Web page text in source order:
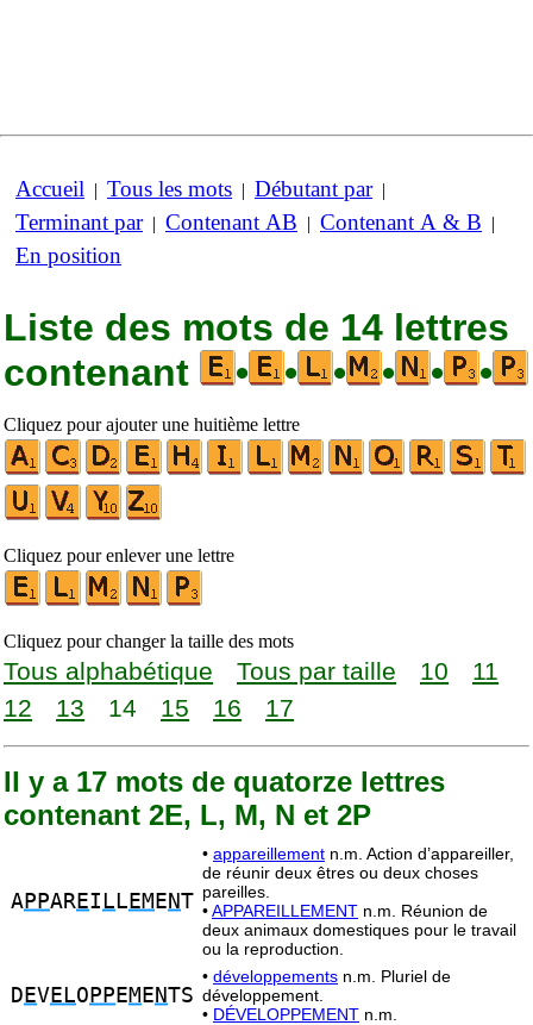
Accueil | Tous les mots | Débutant par|
Terminant par| Contenant AB | Contenant A & B |
En position
Liste des mots de 14 lettres
contenant
• • • • • •
Cliquez pour ajouter une huitième lettre
Cliquez pour enlever une lettre
Cliquez pour changer la taille des mots
Tous alphabétique Tous par taille 10
11
12
13 14 15 16 17
Il y a 17 mots de quatorze lettres
contenant 2E, L, M, N et 2P
APPAREI L L EM E NT
• appareillement n.m. Action d’appareiller,
de réunir deux êtres ou deux choses
pareilles.
•APPAREILLEMENT n.m. Réunion de
deux animaux domestiques pour le travail
ou la reproduction.
D EVELO PP EM E NTS
• développements n.m. Pluriel de
développement.
• DÉVELOPPEMENT n.m.